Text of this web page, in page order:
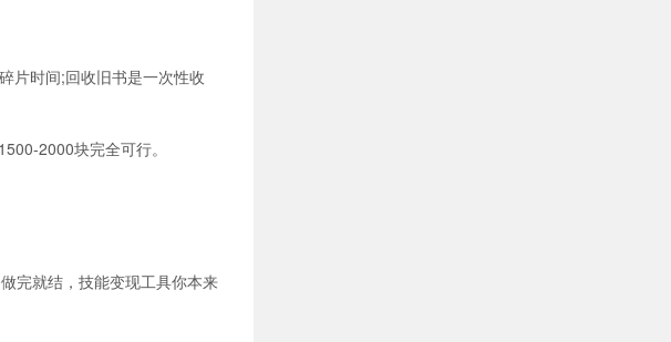
片时间;回收旧书是一次性收
2000块完全可行。
完就结，技能变现工具你本来